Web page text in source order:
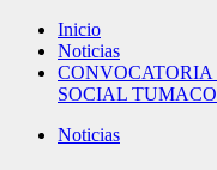
Inicio
Noticias
SOCIAL
Noticias